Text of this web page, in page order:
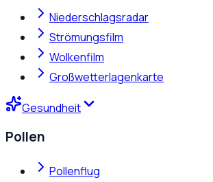
Niederschlagsradar
Strömungsfilm
Wolkenfilm
Großwetterlagenkarte
Gesundheit
Pollen
Pollenflug